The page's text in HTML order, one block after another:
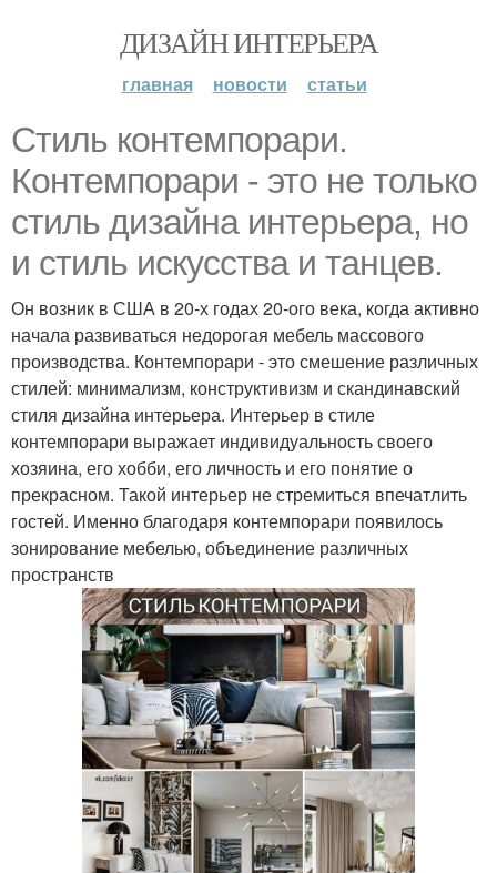
ДИЗАЙН ИНТЕРЬЕРА
главная новости статьи
Стиль контемпорари.
Контемпорари - это не только
стиль дизайна интерьера, но
и стиль искусства и танцев.
Он возник в США в 20-х годах 20-ого века, когда активно
начала развиваться недорогая мебель массового
производства. Контемпорари - это смешение различных
стилей: минимализм, конструктивизм и скандинавский
стиля дизайна интерьера. Интерьер в стиле
контемпорари выражает индивидуальность своего
хозяина, его хобби, его личность и его понятие о
прекрасном. Такой интерьер не стремиться впечатлить
гостей. Именно благодаря контемпорари появилось
зонирование мебелью, объединение различных
пространств